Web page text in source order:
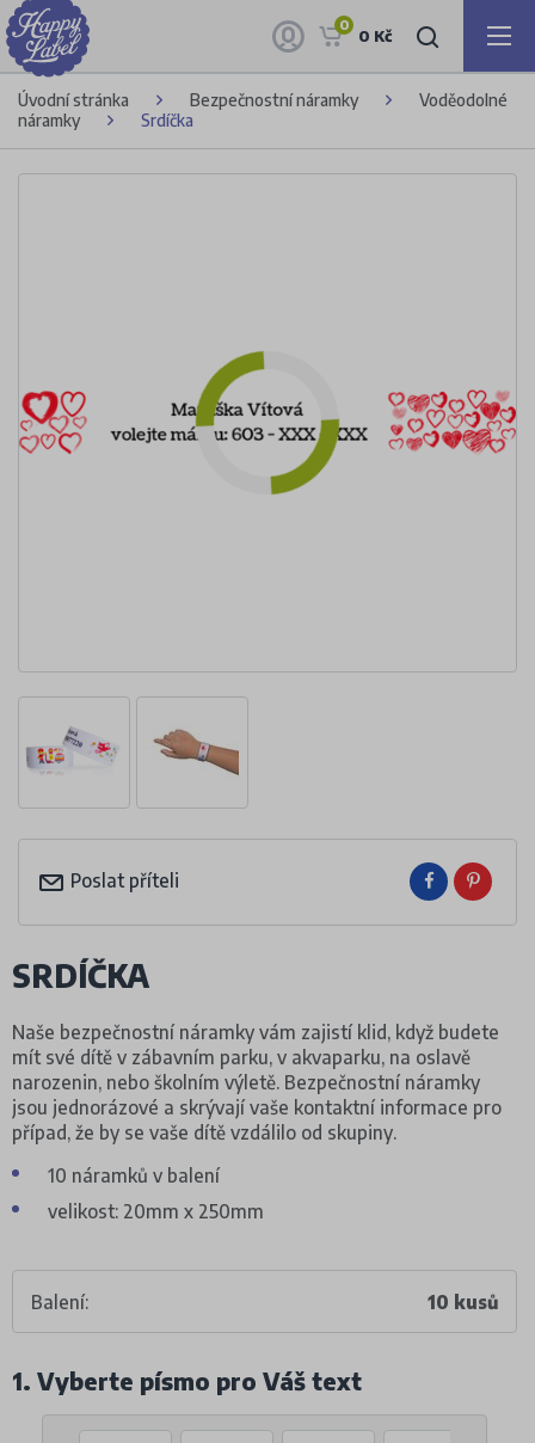
0
0 Kč
Úvodní stránka Bezpečnostní náramky
Voděodolné
náramky
Srdíčka
Poslat příteli
SRDÍČKA
Naše bezpečnostní náramky vám zajistí klid, když budete
mít své dítě v zábavním parku, v akvaparku, na oslavě
narozenin, nebo školním výletě. Bezpečnostní náramky
jsou jednorázové a skrývají vaše kontaktní informace pro
případ, že by se vaše dítě vzdálilo od skupiny.
10 náramků v balení
velikost: 20mm x 250mm
Balení: 10 kusů
1. Vyberte písmo pro Váš text